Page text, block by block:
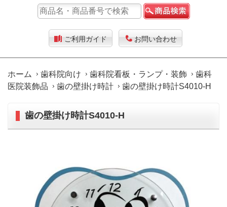
ご利用ガイド お問い合わせ
ホーム 歯科院向け 歯科院看板・ランプ・装飾
歯科
医院装飾品
歯の壁掛け時計 歯の壁掛け時計S4010-H
歯の壁掛け時計S4010-H